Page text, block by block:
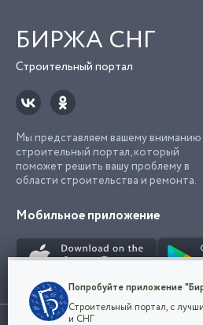
БИРЖА СНГ
Строительный портал
Мы представляем вашему вниманию
строительный портал, который
поможет решить вашу проблему в
области строительства и ремонта.
Мобильное приложение
Использование сайта, в том числе подача
Конфиденциальность
Мы используем файлы cookie,
наш сайт удобным для каждого
Попробуйте приложение
Строительный портал, с
и СНГ